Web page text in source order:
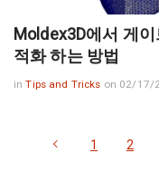
Moldex3D에서 게
적화 하는 방법
inTips and Tricks on 02/17/
1 2